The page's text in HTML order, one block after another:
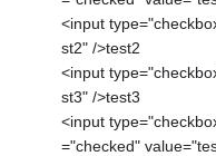
<input
st2" />test2
<input
st3" />test3
<input
="checked"